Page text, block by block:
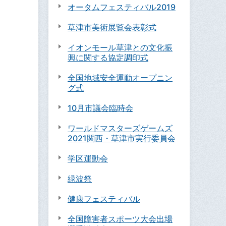
オータムフェスティバル2019
草津市美術展覧会表彰式
イオンモール草津との文化振
興に関する協定調印式
全国地域安全運動オープニン
グ式
10月市議会臨時会
ワールドマスターズゲームズ
2021関西・草津市実行委員会
学区運動会
緑波祭
健康フェスティバル
全国障害者スポーツ大会出場